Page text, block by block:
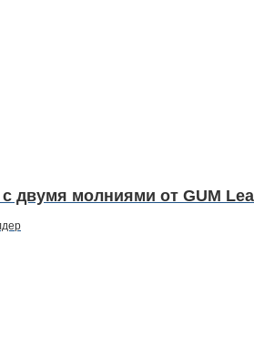
двумя молниями от GUM